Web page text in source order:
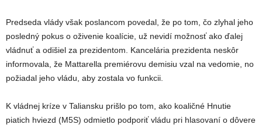
Predseda vlády však poslancom povedal, že po tom, čo zlyhal jeho
posledný pokus o oživenie koalície, už nevidí možnosť ako ďalej
vládnuť a odišiel za prezidentom. Kancelária prezidenta neskôr
informovala, že Mattarella premiérovu demisiu vzal na vedomie, no
požiadal jeho vládu, aby zostala vo funkcii.
K vládnej kríze v Taliansku prišlo po tom, ako koaličné Hnutie
piatich hviezd (M5S) odmietlo podporiť vládu pri hlasovaní o dôvere